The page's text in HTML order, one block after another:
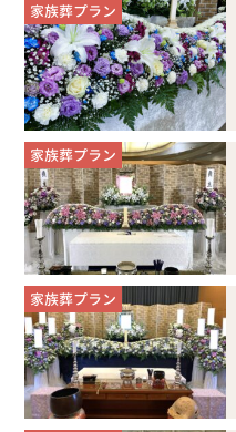
家族葬プラン
家族葬プラン
家族葬プラン